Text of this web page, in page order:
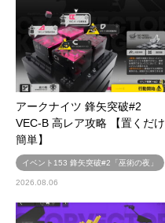
アークナイツ 鋒矢突破#2
VEC-B 高レア攻略 【置くだけ
簡単】
イベント153 鋒矢突破#2「巫術の夜」
2026.08.06